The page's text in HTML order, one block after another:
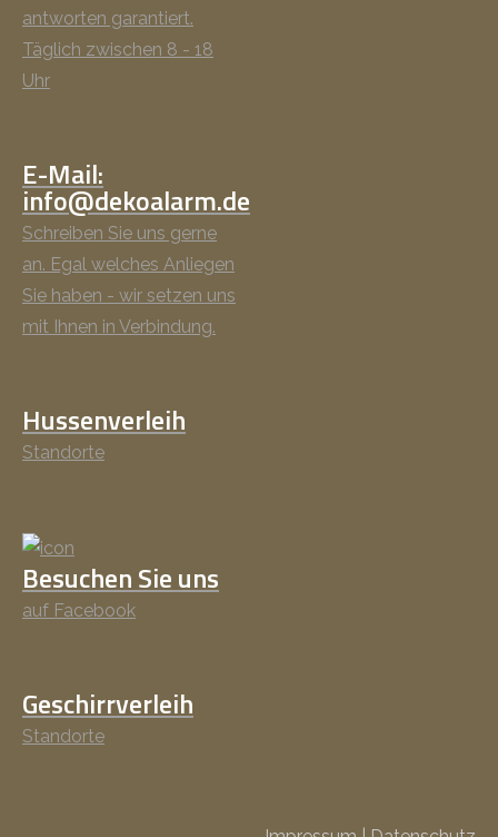
antworten garantiert.
Täglich zwischen 8 - 18
Uhr
E-Mail:
info@dekoalarm.de
Schreiben Sie uns gerne
an. Egal welches Anliegen
Sie haben - wir setzen uns
mit Ihnen in Verbindung.
Hussenverleih
Standorte
Besuchen Sie uns
auf Facebook
Geschirrverleih
Standorte